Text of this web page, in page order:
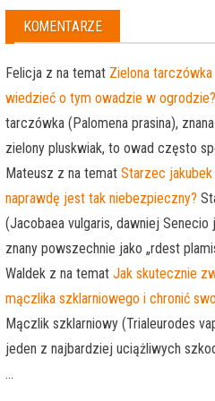
KOMENTARZE
Felicja z na temat Zielona
wiedzieć o tym owadzie w ogrodzie?
tarczówka (Palomena prasina),
zielony pluskwiak, to owad często
Mateusz z na temat Starzec
naprawdę jest tak niebezpieczny?
(Jacobaea vulgaris, dawniej Senecio
znany powszechnie jako „rdest
Waldek z na temat Jak skutecznie
mączlika szklarniowego i chronić
Mączlik szklarniowy (Trialeurodes
jeden z najbardziej uciążliwych
...